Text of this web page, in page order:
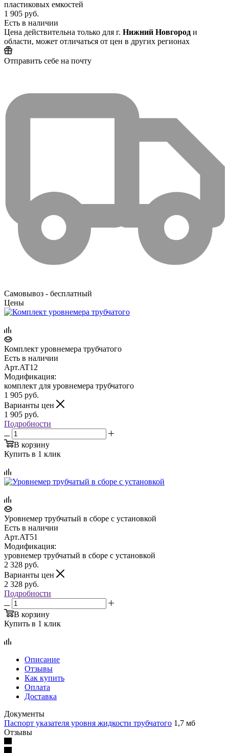
1 905 руб.
Есть в наличии
Цена действительна только для г. Нижний Новгород и
области, может отличаться от цен в других регионах
Отправить себе на почту
Самовывоз - бесплатный
Цены
Комплект уровнемера трубчатого
Есть в наличии
Арт.AT12
Модификация:
комплект для уровнемера трубчатого
1 905 руб.
Варианты цен
1 905 руб.
Подробности
В корзину
Купить в 1 клик
Уровнемер трубчатый в сборе с установкой
Есть в наличии
Арт.AT51
Модификация:
уровнемер трубчатый в сборе с установкой
2 328 руб.
Варианты цен
2 328 руб.
Подробности
В корзину
Купить в 1 клик
Описание
Отзывы
Как купить
Оплата
Доставка
Документы
Паспорт указателя уровня жидкости трубчатого 1,7 мб
Отзывы